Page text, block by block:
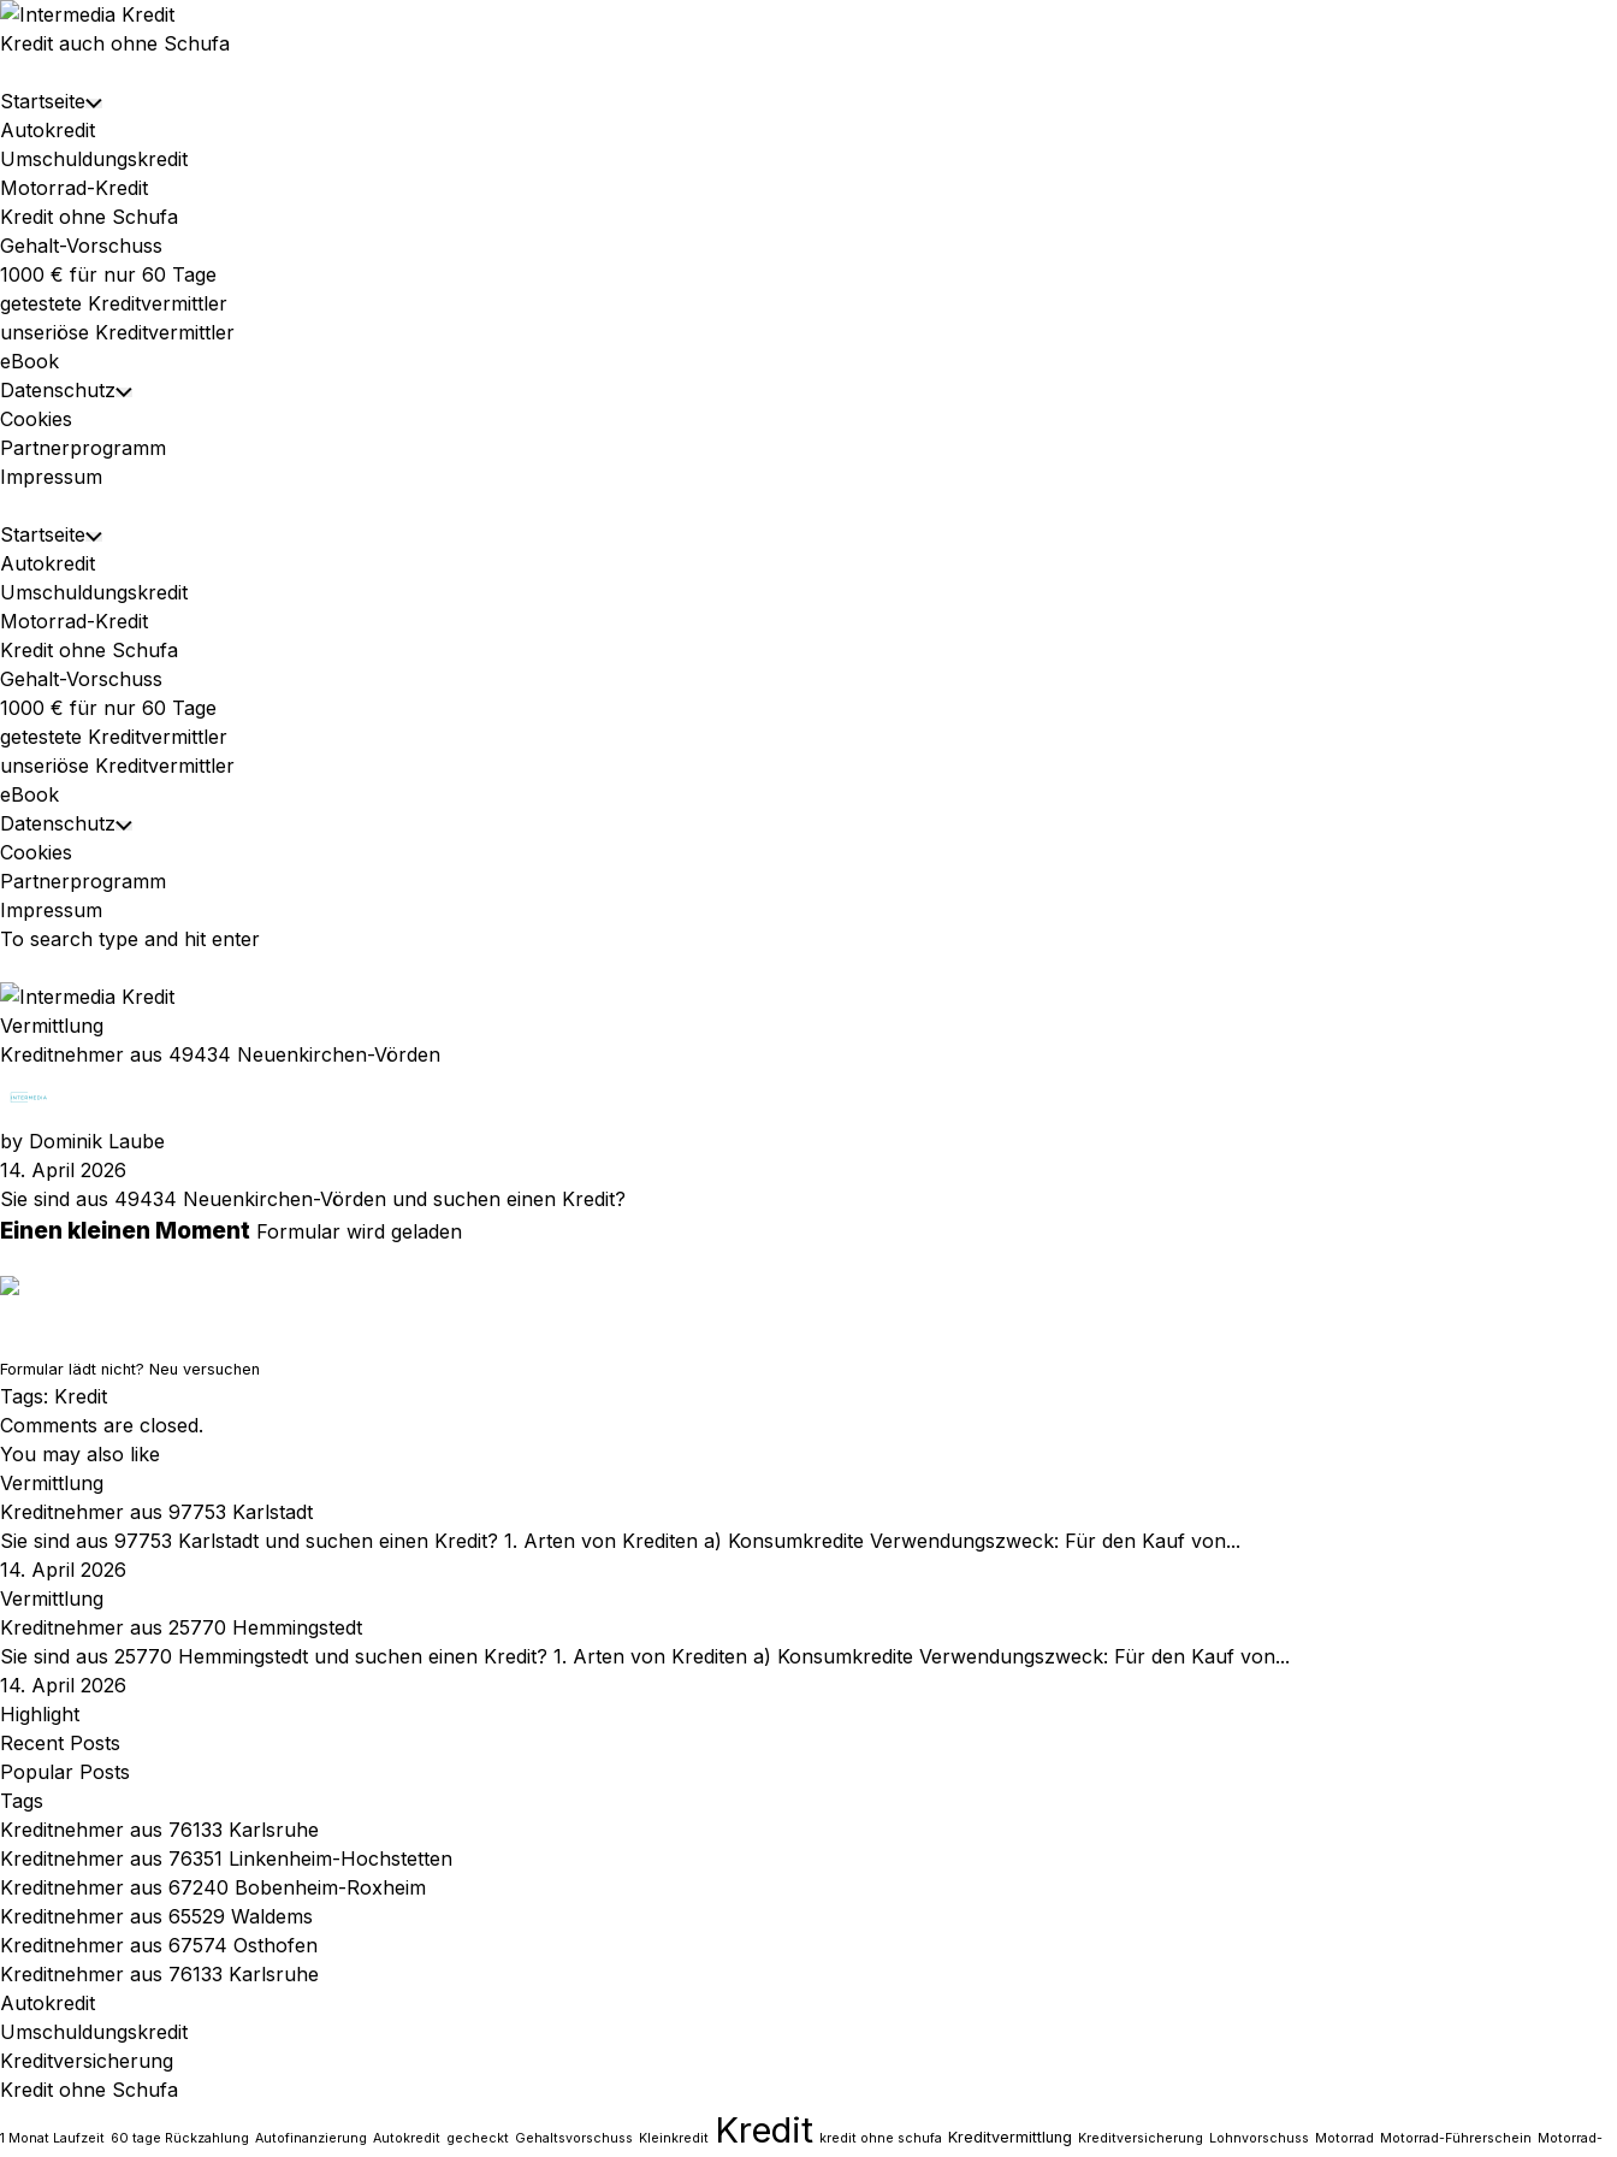
Skip
to
Kredit auch ohne Schufa
Expand
Menu
Startseite Toggle
Child
Menu
Autokredit
Umschuldungskredit
Motorrad-Kredit
Kredit ohne Schufa
Gehalt-Vorschuss
1000 € für nur 60 Tage
getestete Kreditvermittler
unseriöse Kreditvermittler
eBook
Datenschutz Toggle
Menu
Cookies
Partnerprogramm
Impressum
Expand
Menu
Startseite Toggle
Child
Menu
Autokredit
Umschuldungskredit
Motorrad-Kredit
Kredit ohne Schufa
Gehalt-Vorschuss
1000 € für nur 60 Tage
getestete Kreditvermittler
unseriöse Kreditvermittler
eBook
Datenschutz Toggle
Menu
Cookies
Partnerprogramm
Impressum
Vermittlung
Kreditnehmer aus 49434 Neuenkirchen-Vörden
by Dominik Laube
14. April 2026
Sie sind aus 49434 Neuenkirchen-Vörden und suchen einen Kredit?
Einen kleinen Moment Formular wird geladen
Formular lädt nicht? Neu versuchen
Tags: Kredit
Comments are closed.
You may also like
Vermittlung
Kreditnehmer aus 97753 Karlstadt
Sie sind aus 97753 Karlstadt und suchen einen Kredit? 1. Arten von Krediten a) Konsumkredite Verwendungszweck: Für den Kauf von...
14. April 2026
Vermittlung
Kreditnehmer aus 25770 Hemmingstedt
Sie sind aus 25770 Hemmingstedt und suchen einen Kredit? 1. Arten von Krediten a) Konsumkredite Verwendungszweck: Für den Kauf von...
14. April 2026
Highlight
Recent Posts
Popular Posts
Tags
Kreditnehmer aus 76133 Karlsruhe
Kreditnehmer aus 76351 Linkenheim-Hochstetten
Kreditnehmer aus 67240 Bobenheim-Roxheim
Kreditnehmer aus 65529 Waldems
Kreditnehmer aus 67574 Osthofen
Kreditnehmer aus 76133 Karlsruhe
Autokredit
Umschuldungskredit
Kreditversicherung
Kredit ohne Schufa
1 Monat Laufzeit 60 tage Rückzahlung Autofinanzierung Autokredit gecheckt Gehaltsvorschuss Kleinkredit Kredit kredit ohne schufa Kreditvermittlung Kreditversicherung Lohnvorschuss Motorrad Motorrad-Führerschein Motorrad-